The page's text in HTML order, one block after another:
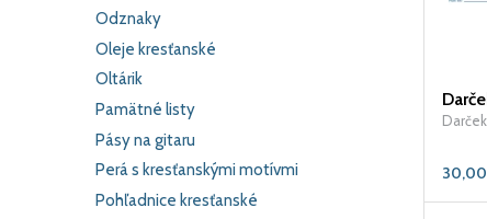
Odznaky
Oleje kresťanské
Oltárik
Pamätné listy
Pásy na gitaru
Perá s kresťanskými motívmi
Pohľadnice kresťanské
30,00